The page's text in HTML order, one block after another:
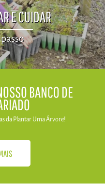
E CUIDAR
BANCO DE
da​ Plantar Uma Árvore!